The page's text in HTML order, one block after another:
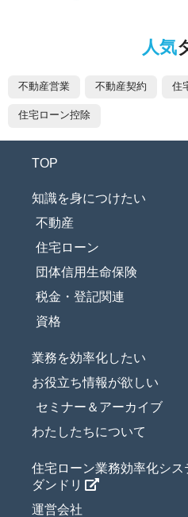
人気
不動産営業 不動産契約 住
住宅ローン控除
TOP
知識を身につけたい
不動産
住宅ローン
団体信用生命保険
税金・登記関連
資格
業務を効率化したい
お役立ち情報が欲しい
セミナー＆アーカイブ
わたしたちについて
住宅ローン業務効率化シス
ダンドリ
運営会社